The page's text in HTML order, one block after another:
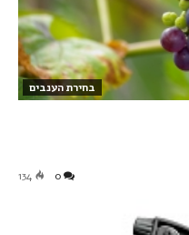
בחירת הענבים
134